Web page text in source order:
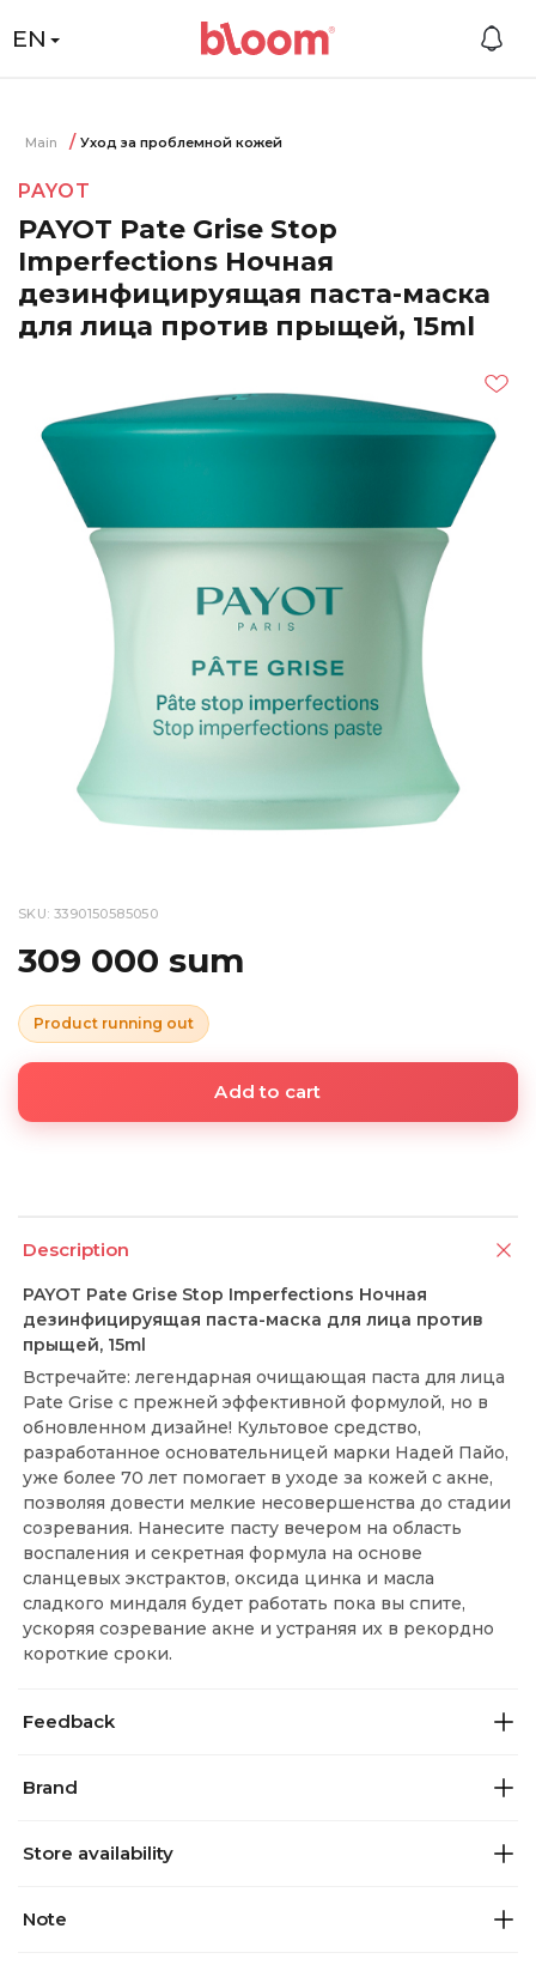
EN
Main Уход за проблемной кожей
PAYOT
PAYOT Pate Grise Stop
Imperfections Ночная
дезинфицируящая паста-маска
для лица против прыщей, 15ml
SKU: 3390150585050
309 000 sum
Product running out
Add to cart
Description
PAYOT Pate Grise Stop Imperfections Ночная
дезинфицируящая паста-маска для лица против
прыщей, 15ml
Встречайте: легендарная очищающая паста для лица
Pate Grise с прежней эффективной формулой, но в
обновленном дизайне! Культовое средство,
разработанное основательницей марки Надей Пайо,
уже более 70 лет помогает в уходе за кожей с акне,
позволяя довести мелкие несовершенства до стадии
созревания. Нанесите пасту вечером на область
воспаления и секретная формула на основе
сланцевых экстрактов, оксида цинка и масла
сладкого миндаля будет работать пока вы спите,
ускоряя созревание акне и устраняя их в рекордно
короткие сроки.
Feedback
Brand
Store availability
Note